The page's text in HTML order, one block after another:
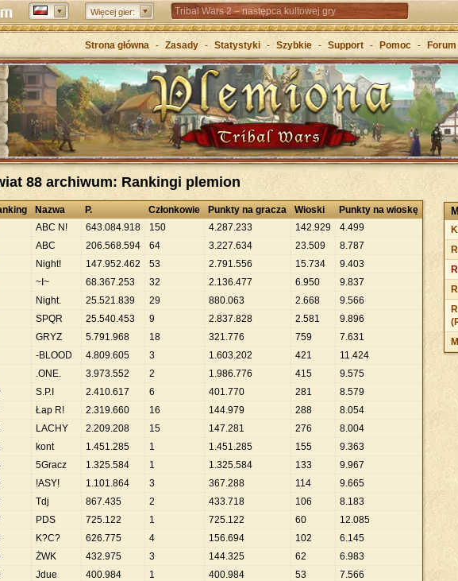
Więcej gier: Tribal Wars 2 – następca kultowej gry
Forge of Empires – Strategia o epokach cywilizacji
Grepolis – Wznieś imperium w antycznej Grecji
Strona główna - Zasady - Statystyki - Szybkie - Support - Pomoc - Forum
88 archiwum: Rankingi plemion
Nazwa P. Członkowie Punkty na gracza Wioski
Punkty na wioskę
ABC N! 643.084.918 150 4.287.233 142.929 4.499
ABC 206.568.594 64 3.227.634 23.509 8.787
Night! 147.952.462 53 2.791.556 15.734 9.403
~I~ 68.367.253 32 2.136.477 6.950 9.837
Night. 25.521.839 29 880.063 2.668 9.566
SPQR 25.540.453 9 2.837.828 2.581 9.896
GRYZ 5.791.968 18 321.776 759 7.631
-BLOOD 4.809.605 3 1.603.202 421 11.424
.ONE. 3.973.552 2 1.986.776 415 9.575
S.P.I 2.410.617 6 401.770 281 8.579
Łap R! 2.319.660 16 144.979 288 8.054
LACHY 2.209.208 15 147.281 276 8.004
kont 1.451.285 1 1.451.285 155 9.363
5Gracz 1.325.584 1 1.325.584 133 9.967
!ASY! 1.101.864 3 367.288 114 9.665
Tdj 867.435 2 433.718 106 8.183
PDS 725.122 1 725.122 60 12.085
K?C? 626.775 4 156.694 102 6.145
ŻWK 432.975 3 144.325 62 6.983
Jdue 400.984 1 400.984 53 7.566